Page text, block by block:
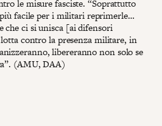
le misure fasciste. “Soprattutto
facile per i militari reprimerle…
che ci si unisca [ai difensori
contro la presenza militare, in
libereranno non solo se
(AMU, DAA)